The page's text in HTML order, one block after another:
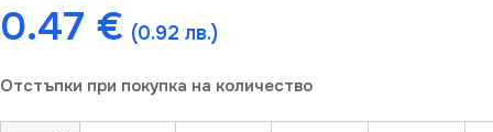
0.47 € (0.92 лв.)
Отстъпки при покупка на количество